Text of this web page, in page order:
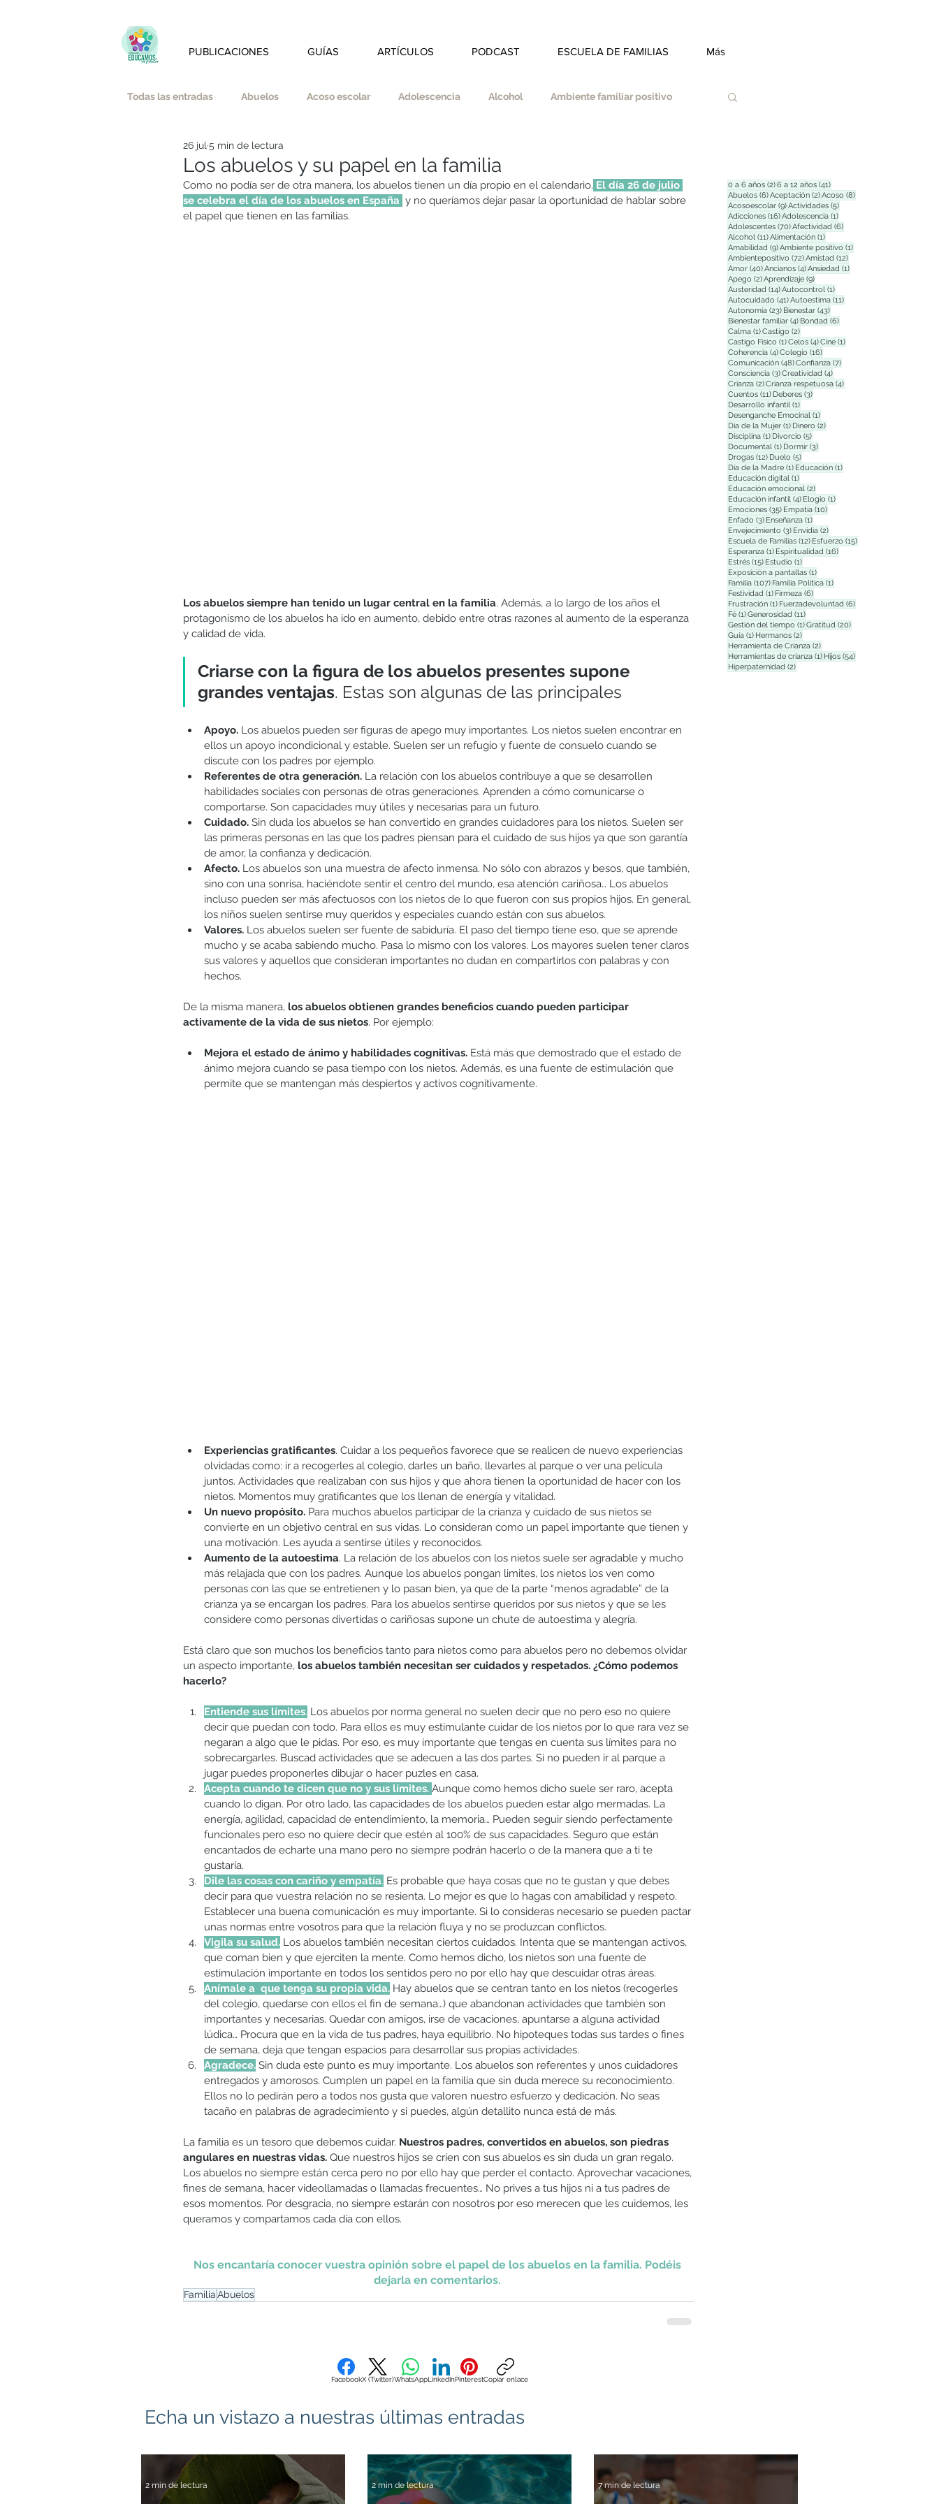
PUBLICACIONES GUÍAS ARTÍCULOS PODCAST ESCUELA DE FAMILIAS Más
Todas las entradas Abuelos Acoso escolar Adolescencia Alcohol Ambiente familiar positivo
Amistad Amor Austeridad
Bienestar emocional y mindfulness Coherencia Colegio Deberes Divorcio Duelo
Los abuelos y su papel en la familia
26 jul 5 min de lectura
Como no podía ser de otra manera, los abuelos tienen un día propio en el calendario. El día 26 de julio
se celebra el día de los abuelos en España y no queríamos dejar pasar la oportunidad de hablar sobre
el papel que tienen en las familias.
Los abuelos siempre han tenido un lugar central en la familia. Además, a lo largo de los años el
protagonismo de los abuelos ha ido en aumento, debido entre otras razones al aumento de la esperanza
y calidad de vida.
Criarse con la figura de los abuelos presentes supone
grandes ventajas. Estas son algunas de las principales
Apoyo. Los abuelos pueden ser figuras de apego muy importantes. Los nietos suelen encontrar en
ellos un apoyo incondicional y estable. Suelen ser un refugio y fuente de consuelo cuando se
discute con los padres por ejemplo.
Referentes de otra generación. La relación con los abuelos contribuye a que se desarrollen
habilidades sociales con personas de otras generaciones. Aprenden a cómo comunicarse o
comportarse. Son capacidades muy útiles y necesarias para un futuro.
Cuidado. Sin duda los abuelos se han convertido en grandes cuidadores para los nietos. Suelen ser
las primeras personas en las que los padres piensan para el cuidado de sus hijos ya que son garantía
de amor, la confianza y dedicación.
Afecto. Los abuelos son una muestra de afecto inmensa. No sólo con abrazos y besos, que también,
sino con una sonrisa, haciéndote sentir el centro del mundo, esa atención cariñosa… Los abuelos
incluso pueden ser más afectuosos con los nietos de lo que fueron con sus propios hijos. En general,
los niños suelen sentirse muy queridos y especiales cuando están con sus abuelos.
Valores. Los abuelos suelen ser fuente de sabiduría. El paso del tiempo tiene eso, que se aprende
mucho y se acaba sabiendo mucho. Pasa lo mismo con los valores. Los mayores suelen tener claros
sus valores y aquellos que consideran importantes no dudan en compartirlos con palabras y con
hechos.
De la misma manera, los abuelos obtienen grandes beneficios cuando pueden participar
activamente de la vida de sus nietos. Por ejemplo:
Mejora el estado de ánimo y habilidades cognitivas. Está más que demostrado que el estado de
ánimo mejora cuando se pasa tiempo con los nietos. Además, es una fuente de estimulación que
permite que se mantengan más despiertos y activos cognitivamente.
Experiencias gratificantes. Cuidar a los pequeños favorece que se realicen de nuevo experiencias
olvidadas como: ir a recogerles al colegio, darles un baño, llevarles al parque o ver una película
juntos. Actividades que realizaban con sus hijos y que ahora tienen la oportunidad de hacer con los
nietos. Momentos muy gratificantes que los llenan de energía y vitalidad.
Un nuevo propósito. Para muchos abuelos participar de la crianza y cuidado de sus nietos se
convierte en un objetivo central en sus vidas. Lo consideran como un papel importante que tienen y
una motivación. Les ayuda a sentirse útiles y reconocidos.
Aumento de la autoestima. La relación de los abuelos con los nietos suele ser agradable y mucho
más relajada que con los padres. Aunque los abuelos pongan limites, los nietos los ven como
personas con las que se entretienen y lo pasan bien, ya que de la parte “menos agradable” de la
crianza ya se encargan los padres. Para los abuelos sentirse queridos por sus nietos y que se les
considere como personas divertidas o cariñosas supone un chute de autoestima y alegría.
Está claro que son muchos los beneficios tanto para nietos como para abuelos pero no debemos olvidar
un aspecto importante, los abuelos también necesitan ser cuidados y respetados. ¿Cómo podemos
hacerlo?
Entiende sus límites. Los abuelos por norma general no suelen decir que no pero eso no quiere
decir que puedan con todo. Para ellos es muy estimulante cuidar de los nietos por lo que rara vez se
negaran a algo que le pidas. Por eso, es muy importante que tengas en cuenta sus límites para no
sobrecargarles. Buscad actividades que se adecuen a las dos partes. Si no pueden ir al parque a
jugar puedes proponerles dibujar o hacer puzles en casa.
Acepta cuando te dicen que no y sus límites. Aunque como hemos dicho suele ser raro, acepta
cuando lo digan. Por otro lado, las capacidades de los abuelos pueden estar algo mermadas. La
energía, agilidad, capacidad de entendimiento, la memoria… Pueden seguir siendo perfectamente
funcionales pero eso no quiere decir que estén al 100% de sus capacidades. Seguro que están
encantados de echarte una mano pero no siempre podrán hacerlo o de la manera que a ti te
gustaría.
Dile las cosas con cariño y empatía. Es probable que haya cosas que no te gustan y que debes
decir para que vuestra relación no se resienta. Lo mejor es que lo hagas con amabilidad y respeto.
Establecer una buena comunicación es muy importante. Si lo consideras necesario se pueden pactar
unas normas entre vosotros para que la relación fluya y no se produzcan conflictos.
Vigila su salud. Los abuelos también necesitan ciertos cuidados. Intenta que se mantengan activos,
que coman bien y que ejerciten la mente. Como hemos dicho, los nietos son una fuente de
estimulación importante en todos los sentidos pero no por ello hay que descuidar otras áreas.
Anímale a  que tenga su propia vida. Hay abuelos que se centran tanto en los nietos (recogerles
del colegio, quedarse con ellos el fin de semana…) que abandonan actividades que también son
importantes y necesarias. Quedar con amigos, irse de vacaciones, apuntarse a alguna actividad
lúdica… Procura que en la vida de tus padres, haya equilibrio. No hipoteques todas sus tardes o fines
de semana, deja que tengan espacios para desarrollar sus propias actividades.
Agradece. Sin duda este punto es muy importante. Los abuelos son referentes y unos cuidadores
entregados y amorosos. Cumplen un papel en la familia que sin duda merece su reconocimiento.
Ellos no lo pedirán pero a todos nos gusta que valoren nuestro esfuerzo y dedicación. No seas
tacaño en palabras de agradecimiento y si puedes, algún detallito nunca está de más.
La familia es un tesoro que debemos cuidar. Nuestros padres, convertidos en abuelos, son piedras
angulares en nuestras vidas. Que nuestros hijos se críen con sus abuelos es sin duda un gran regalo.
Los abuelos no siempre están cerca pero no por ello hay que perder el contacto. Aprovechar vacaciones,
fines de semana, hacer videollamadas o llamadas frecuentes… No prives a tus hijos ni a tus padres de
esos momentos. Por desgracia, no siempre estarán con nosotros por eso merecen que les cuidemos, les
queramos y compartamos cada día con ellos.
Nos encantaría conocer vuestra opinión sobre el papel de los abuelos en la familia. Podéis
dejarla en comentarios.
FamiliaAbuelos
0 a 6 años (2)2 entradas
6 a 12 años (41)41 entradas
Abuelos (6)6 entradas
Aceptación (2)2 entradas
Acoso (8)8 entradas
Acosoescolar (9)9 entradas
Actividades (5)5 entradas
Adicciones (16)16 entradas
Adolescencia (1)1 entrada
Adolescentes (70)70 entradas
Afectividad (6)6 entradas
Alcohol (11)11 entradas
Alimentación (1)1 entrada
Amabilidad (9)9 entradas
Ambiente positivo (1)1 entrada
Ambientepositivo (72)72 entradas
Amistad (12)12 entradas
Amor (40)40 entradas
Ancianos (4)4 entradas
Ansiedad (1)1 entrada
Apego (2)2 entradas
Aprendizaje (9)9 entradas
Austeridad (14)14 entradas
Autocontrol (1)1 entrada
Autocuidado (41)41 entradas
Autoestima (11)11 entradas
Autonomía (23)23 entradas
Bienestar (43)43 entradas
Bienestar familiar (4)4 entradas
Bondad (6)6 entradas
Calma (1)1 entrada
Castigo (2)2 entradas
Castigo Físico (1)1 entrada
Celos (4)4 entradas
Cine (1)1 entrada
Coherencia (4)4 entradas
Colegio (16)16 entradas
Comunicación (48)48 entradas
Confianza (7)7 entradas
Consciencia (3)3 entradas
Creatividad (4)4 entradas
Crianza (2)2 entradas
Crianza respetuosa (4)4 entradas
Cuentos (11)11 entradas
Deberes (3)3 entradas
Desarrollo infantil (1)1 entrada
Desenganche Emocinal (1)1 entrada
Dia de la Mujer (1)1 entrada
Dinero (2)2 entradas
Disciplina (1)1 entrada
Divorcio (5)5 entradas
Documental (1)1 entrada
Dormir (3)3 entradas
Drogas (12)12 entradas
Duelo (5)5 entradas
Día de la Madre (1)1 entrada
Educación (1)1 entrada
Educación digital (1)1 entrada
Educación emocional (2)2 entradas
Educación infantil (4)4 entradas
Elogio (1)1 entrada
Emociones (35)35 entradas
Empatía (10)10 entradas
Enfado (3)3 entradas
Enseñanza (1)1 entrada
Envejecimiento (3)3 entradas
Envidia (2)2 entradas
Escuela de Familias (12)12 entradas
Esfuerzo (15)15 entradas
Esperanza (1)1 entrada
Espiritualidad (16)16 entradas
Estrés (15)15 entradas
Estudio (1)1 entrada
Exposición a pantallas (1)1 entrada
Familia (107)107 entradas
Familia Polìtica (1)1 entrada
Festividad (1)1 entrada
Firmeza (6)6 entradas
Frustración (1)1 entrada
Fuerzadevoluntad (6)6 entradas
Fé (1)1 entrada
Generosidad (11)11 entradas
Gestión del tiempo (1)1 entrada
Gratitud (20)20 entradas
Guía (1)1 entrada
Hermanos (2)2 entradas
Herramienta de Crianza (2)2 entradas
Herramientas de crianza (1)1 entrada
Hijos (54)54 entradas
Hiperpaternidad (2)2 entradas
FacebookX (Twitter)WhatsAppLinkedInPinterestCopiar enlace
Echa un vistazo a nuestras últimas entradas
2 min de lectura 2 min de lectura 7 min de lectura